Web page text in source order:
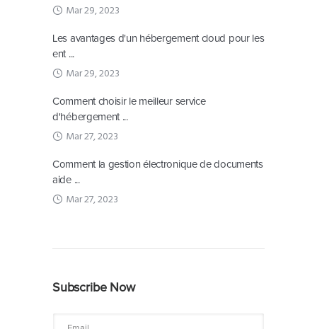
Mar 29, 2023
Les avantages d'un hébergement cloud pour les
ent ...
Mar 29, 2023
Comment choisir le meilleur service
d'hébergement ...
Mar 27, 2023
Comment la gestion électronique de documents
aide ...
Mar 27, 2023
Subscribe Now